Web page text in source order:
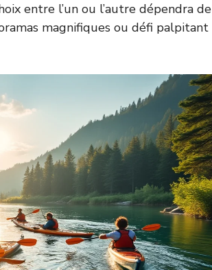
entre l’un ou l’autre dépendra de
magnifiques ou défi palpitant